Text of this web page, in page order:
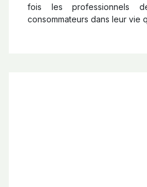
fois les professionnels
consommateurs dans leur vie